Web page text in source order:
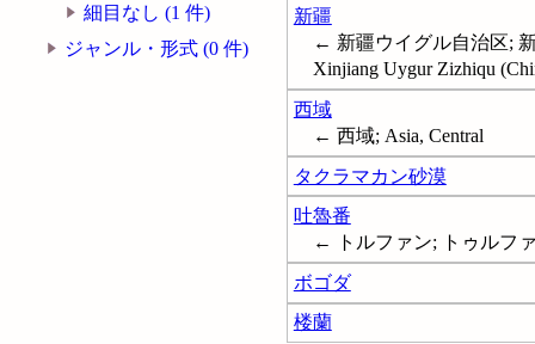
細目なし (1 件)
ジャンル・形式 (0 件)
新疆
← 新疆ウイグル自治区;
Xinjiang Uygur Zizhiqu
西域
← 西域; Asia, Central
タクラマカン砂漠
吐魯番
← トルファン; トゥルフ
ボゴダ
楼蘭